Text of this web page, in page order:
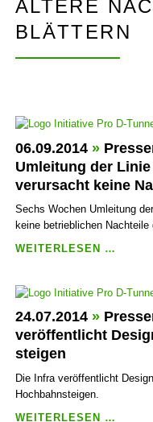
CDU
UND
LEGT
NEU
ZUR
VOR
ÄLTERE
BLÄTTERN
06.09.2014 »
Umleitung der
verursacht keine
Sechs Wochen Umleitung
keine betrieb­lichen Nachteile
WEITERLESEN …
DER
LINIE
10
A-
24.07.2014 »
veröffent­licht
steigen
Die Infra veröffent­licht
Hoch­bahn­steigen.
WEITERLESEN …